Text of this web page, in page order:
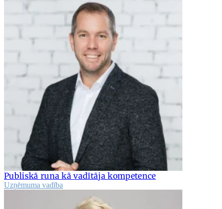
Publiskā runa kā vadītāja kompetence
Uzņēmuma vadība